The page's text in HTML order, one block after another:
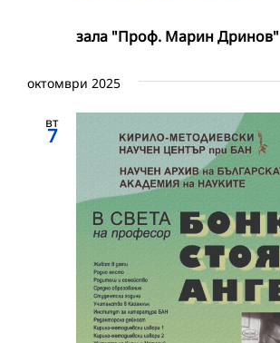
зала "Проф. Марин Дринов"
октомври 2025
вт
7